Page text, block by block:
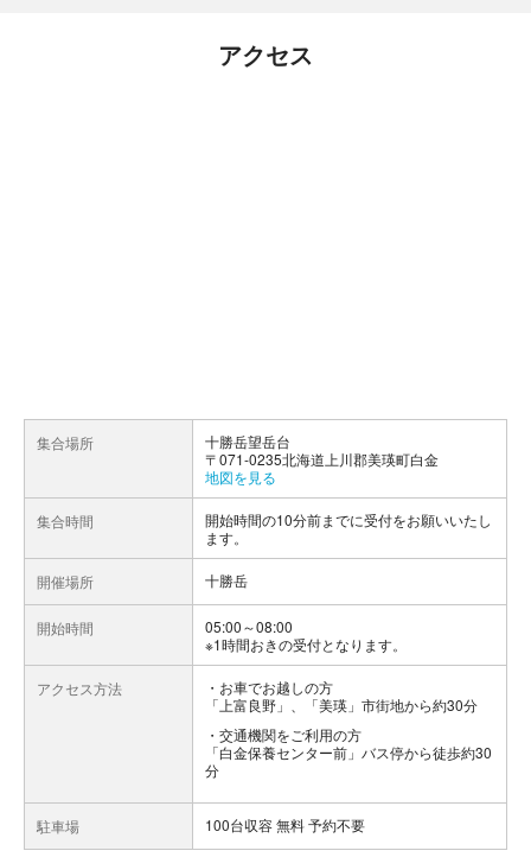
アクセス
集合場所
十勝岳望岳台
〒071-0235北海道上川郡美瑛町白金
地図を見る
集合時間
開始時間の10分前までに受付をお願いいたし
ます。
開催場所 十勝岳
開始時間
05:00～08:00
※1時間おきの受付となります。
アクセス方法
お車でお越しの方
「上富良野」、「美瑛」市街地から約30分
交通機関をご利用の方
「白金保養センター前」バス停から徒歩約30
分
駐車場 100台収容 無料 予約不要